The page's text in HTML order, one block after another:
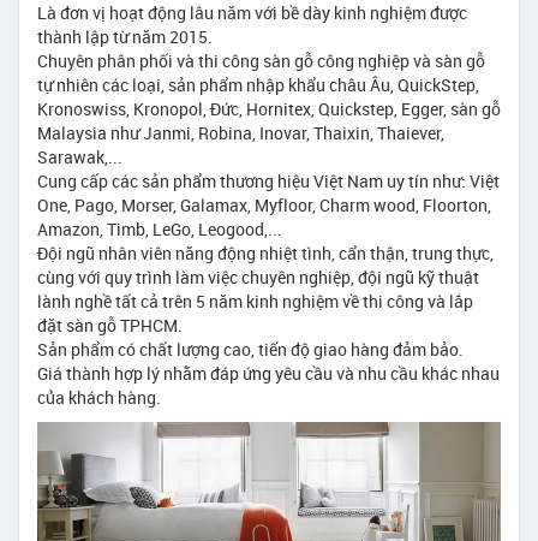
Là đơn vị hoạt động lâu năm với bề dày kinh nghiệm được
thành lập từ năm 2015.
Chuyên phân phối và thi công sàn gỗ công nghiệp và sàn gỗ
tự nhiên các loại, sản phẩm nhập khẩu châu Âu, QuickStep,
Kronoswiss, Kronopol, Đức, Hornitex, Quickstep, Egger, sàn gỗ
Malaysia như Janmi, Robina, Inovar, Thaixin, Thaiever,
Sarawak,...
Cung cấp các sản phẩm thương hiệu Việt Nam uy tín như: Việt
One, Pago, Morser, Galamax, Myfloor, Charm wood, Floorton,
Amazon, Timb, LeGo, Leogood,...
Đội ngũ nhân viên năng động nhiệt tình, cẩn thận, trung thực,
cùng với quy trình làm việc chuyên nghiệp, đội ngũ kỹ thuật
lành nghề tất cả trên 5 năm kinh nghiệm về thi công và lắp
đặt sàn gỗ TPHCM.
Sản phẩm có chất lượng cao, tiến độ giao hàng đảm bảo.
Giá thành hợp lý nhằm đáp ứng yêu cầu và nhu cầu khác nhau
của khách hàng.